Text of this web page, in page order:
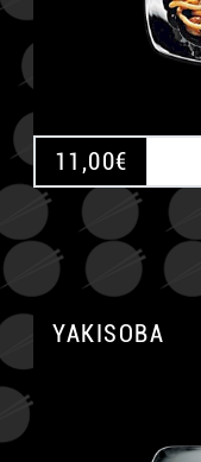
11,00€
YAKISOBA